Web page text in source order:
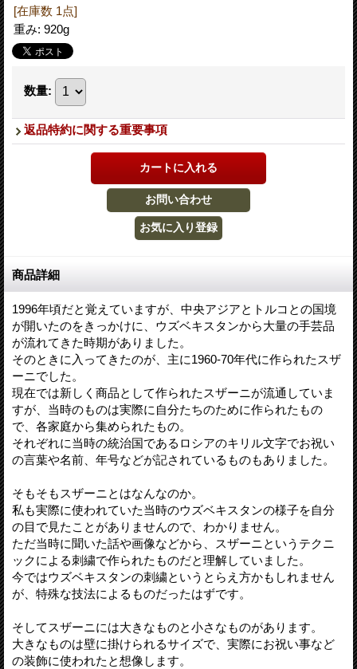
[在庫数 1点]
重み: 920g
数量:
返品特約に関する重要事項
商品詳細
1996年頃だと覚えていますが、中央アジアとトルコとの国境
が開いたのをきっかけに、ウズベキスタンから大量の手芸品
が流れてきた時期がありました。
そのときに入ってきたのが、主に1960-70年代に作られたスザ
ーニでした。
現在では新しく商品として作られたスザーニが流通していま
すが、当時のものは実際に自分たちのために作られたもの
で、各家庭から集められたもの。
それぞれに当時の統治国であるロシアのキリル文字でお祝い
の言葉や名前、年号などが記されているものもありました。
そもそもスザーニとはなんなのか。
私も実際に使われていた当時のウズベキスタンの様子を自分
の目で見たことがありませんので、わかりません。
ただ当時に聞いた話や画像などから、スザーニというテクニ
ックによる刺繍で作られたものだと理解していました。
今ではウズベキスタンの刺繍というとらえ方かもしれません
が、特殊な技法によるものだったはずです。
そしてスザーニには大きなものと小さなものがあります。
大きなものは壁に掛けられるサイズで、実際にお祝い事など
の装飾に使われたと想像します。